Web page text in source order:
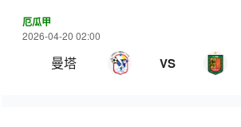
厄瓜甲
2026-04-20 02:00
曼塔 VS